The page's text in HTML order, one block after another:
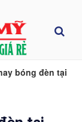
bóng đèn tại